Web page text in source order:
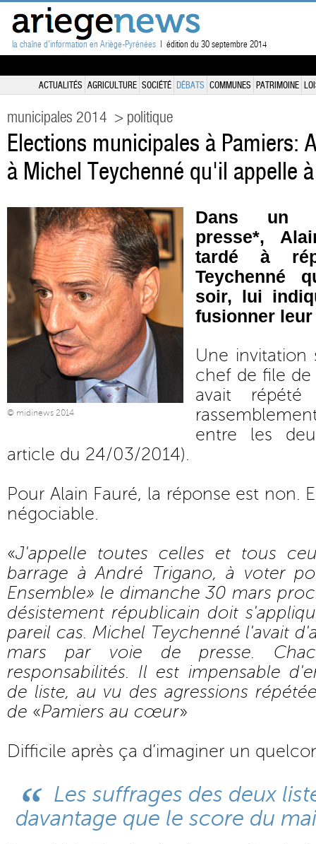
la chaîne d'information en Ariège-Pyrénées | édition du 30 septembre 2014
ACTUALITÉS AGRICULTURE SOCIÉTÉ DÉBATS COMMUNES PATRIMOINE
municipales 2014 > politique
Elections municipales à Pamiers:
à Michel Teychenné qu'il appelle
© midinews 2014
Dans un
presse*,
tardé à
Teychenné
soir, lui
fusionner
Une invitation
chef de file de
avait
entre les
article du 24/03/2014).
Pour Alain Fauré, la réponse est non.
négociable.
«J'appelle toutes celles et tous
barrage à André Trigano, à voter
Ensemble» le dimanche 30 mars
désistement républicain doit
pareil cas. Michel Teychenné l'avait
mars par voie de presse.
responsabilités. Il est impensable
de liste, au vu des agressions
de «Pamiers au cœur»
Difficile après ça d’imaginer un
Les suffrages des deux
davantage que le score du